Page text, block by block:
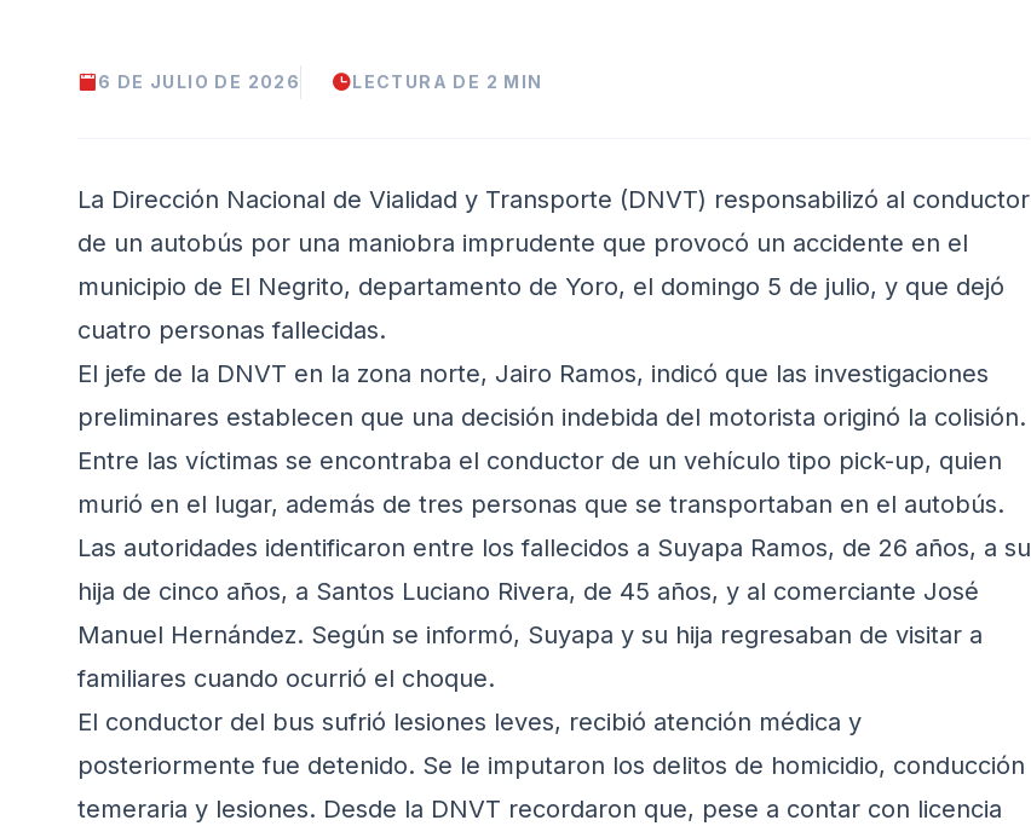
6 DE JULIO DE 2026 LECTURA DE 2 MIN
La Dirección Nacional de Vialidad y Transporte (DNVT) responsabilizó al conductor
de un autobús por una maniobra imprudente que provocó un accidente en el
municipio de El Negrito, departamento de Yoro, el domingo 5 de julio, y que dejó
cuatro personas fallecidas.
El jefe de la DNVT en la zona norte, Jairo Ramos, indicó que las investigaciones
preliminares establecen que una decisión indebida del motorista originó la colisión.
Entre las víctimas se encontraba el conductor de un vehículo tipo pick-up, quien
murió en el lugar, además de tres personas que se transportaban en el autobús.
Las autoridades identificaron entre los fallecidos a Suyapa Ramos, de 26 años, a su
hija de cinco años, a Santos Luciano Rivera, de 45 años, y al comerciante José
Manuel Hernández. Según se informó, Suyapa y su hija regresaban de visitar a
familiares cuando ocurrió el choque.
El conductor del bus sufrió lesiones leves, recibió atención médica y
posteriormente fue detenido. Se le imputaron los delitos de homicidio, conducción
temeraria y lesiones. Desde la DNVT recordaron que, pese a contar con licencia